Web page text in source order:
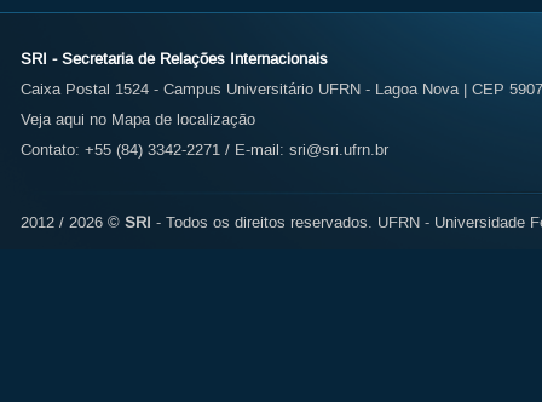
SRI - Secretaria de Relações Internacionais
Caixa Postal 1524 - Campus Universitário UFRN - Lagoa Nova | CEP
Veja aqui no Mapa de localização
Contato: +55 (84) 3342-2271 / E-mail: sri@sri.ufrn.br
2012 / 2026 © SRI - Todos os direitos reservados. UFRN - Universidade